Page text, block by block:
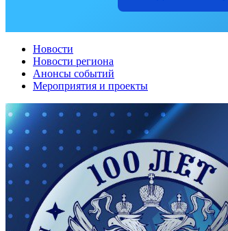
Новости
Новости региона
Анонсы событий
Мероприятия и проекты